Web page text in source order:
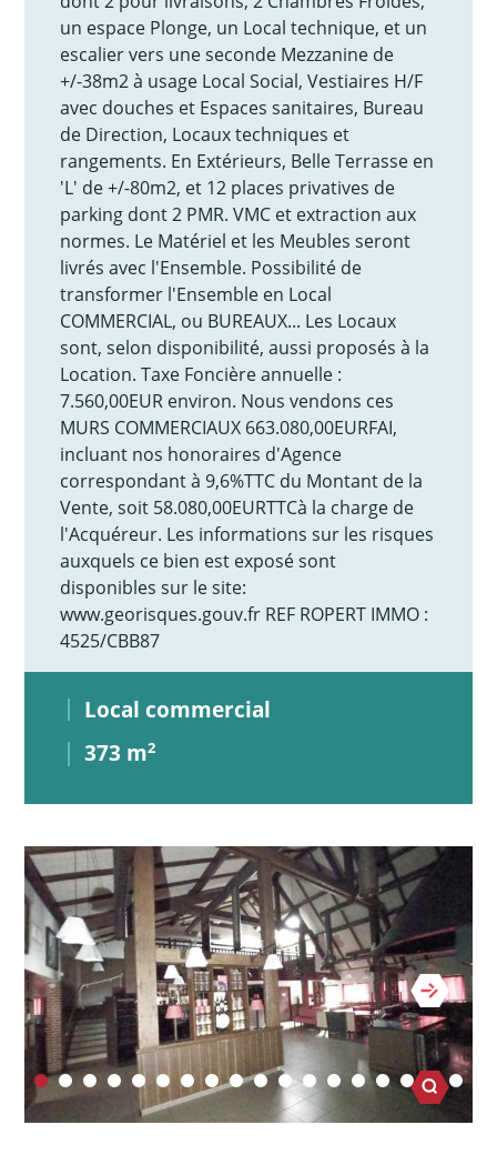
un espace Plonge, un Local technique, et un
escalier vers une seconde Mezzanine de
+/-38m2 à usage Local Social, Vestiaires H/F
avec douches et Espaces sanitaires, Bureau
de Direction, Locaux techniques et
rangements. En Extérieurs, Belle Terrasse en
'L' de +/-80m2, et 12 places privatives de
parking dont 2 PMR. VMC et extraction aux
normes. Le Matériel et les Meubles seront
livrés avec l'Ensemble. Possibilité de
transformer l'Ensemble en Local
COMMERCIAL, ou BUREAUX... Les Locaux
sont, selon disponibilité, aussi proposés à la
Location. Taxe Foncière annuelle :
7.560,00EUR environ. Nous vendons ces
MURS COMMERCIAUX 663.080,00EURFAI,
incluant nos honoraires d'Agence
correspondant à 9,6%TTC du Montant de la
Vente, soit 58.080,00EURTTCà la charge de
l'Acquéreur. Les informations sur les risques
auxquels ce bien est exposé sont
disponibles sur le site:
www.georisques.gouv.fr REF ROPERT IMMO :
4525/CBB87
Local commercial
373 m2